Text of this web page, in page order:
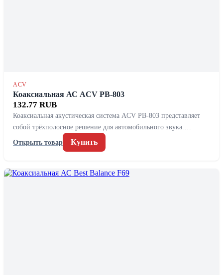
ACV
Коаксиальная АС ACV PB-803
132.77 RUB
Коаксиальная акустическая система ACV PB-803 представляет
собой трёхполосное решение для автомобильного звука.…
Открыть товар
Купить